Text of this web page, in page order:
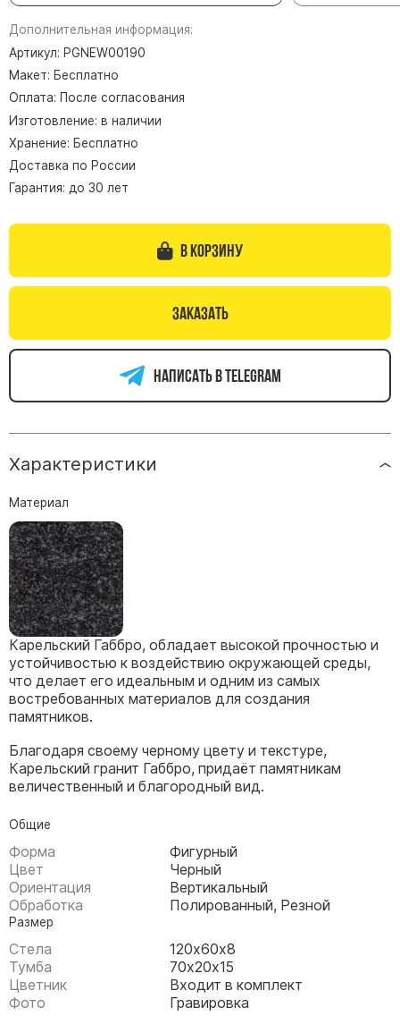
Памятники серые
Памятники зеленые
Памятники из гранита Гранатовый Амфиболит
Памятники из гранита Сюскюянсаари
Памятники из гранита Балтик Грин
Памятники из гранита Лезниковский
Памятники из гранита Мансуровский
Памятники из гранита Масловский
Памятники из гранита Токовский
Арочные памятники
Памятники Крест
Памятники военным
Памятники с фотокерамикой
Памятники двойные
Памятники женщине
Памятники маме
Памятники девушке
Памятники дочери
Памятники дедушке
Памятники мужу
Памятники отцу
Памятники сыну
Памятники вертикальные
Дополнительная информация:
Артикул: PGNEW00190
Макет: Бесплатно
Оплата: После согласования
Изготовление: в наличии
Хранение: Бесплатно
Доставка по России
Гарантия: до 30 лет
В корзину
Заказать
Написать в telegram
Характеристики
Материал
Карельский Габбро, обладает высокой прочностью и
устойчивостью к воздействию окружающей среды,
что делает его идеальным и одним из самых
востребованных материалов для создания
памятников.
Благодаря своему черному цвету и текстуре,
Карельский гранит Габбро, придаёт памятникам
величественный и благородный вид.
Общие
Форма
Фигурный
Цвет
Черный
Ориентация
Вертикальный
Обработка
Полированный, Резной
Размер
Стела
120х60х8
Тумба
70х20х15
Цветник
Входит в комплект
Фото
Гравировка